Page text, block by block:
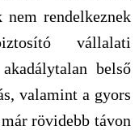
nem rendelkeznek
vállalati
belső
valamint a gyors
rövidebb távon